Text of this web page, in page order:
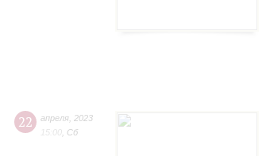
22 апреля 2023
15:00 Сб